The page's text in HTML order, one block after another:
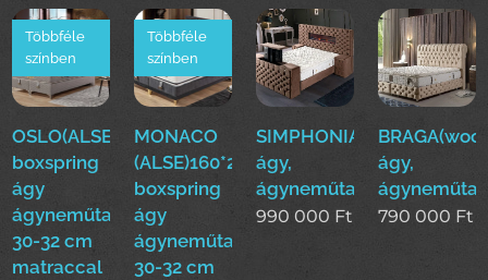
OSLO(ALSE)160*200cm
boxspring
ágy
ágyneműtartóval
30-32 cm
matraccal
Többféle
színben
MONACO
(ALSE)160*200cm
boxspring
ágy
ágyneműtartóval
30-32 cm
Többféle
színben
ágy,
ágyneműtartós
990 000 Ft
ágy,
790 000 Ft